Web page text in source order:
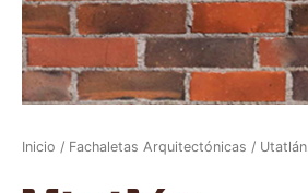
Inicio / Fachaletas Arquitectónicas / Utatlán